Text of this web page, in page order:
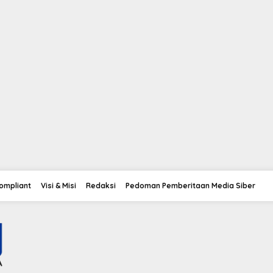
Visi & Misi Redaksi Pedoman Pemberitaan Media Siber